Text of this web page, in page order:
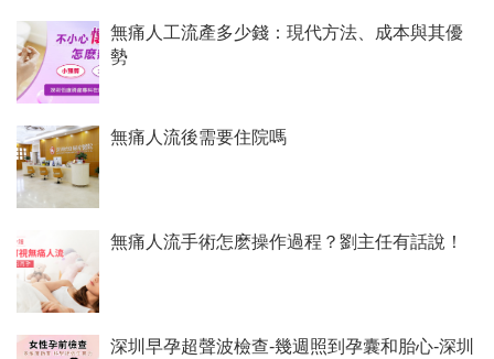
無痛人工流產多少錢：現代方法、成本與其優
勢
無痛人流後需要住院嗎
無痛人流手術怎麽操作過程？劉主任有話說！
深圳早孕超聲波檢查-幾週照到孕囊和胎心-深圳